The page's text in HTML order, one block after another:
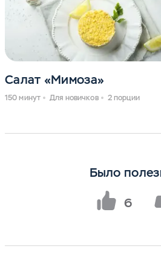
Салат «Мимоза»
150 минут Для новичков 2 порции
Было
6